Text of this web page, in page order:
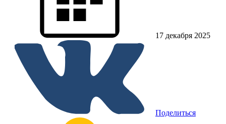
17 декабря 2025
Поделиться